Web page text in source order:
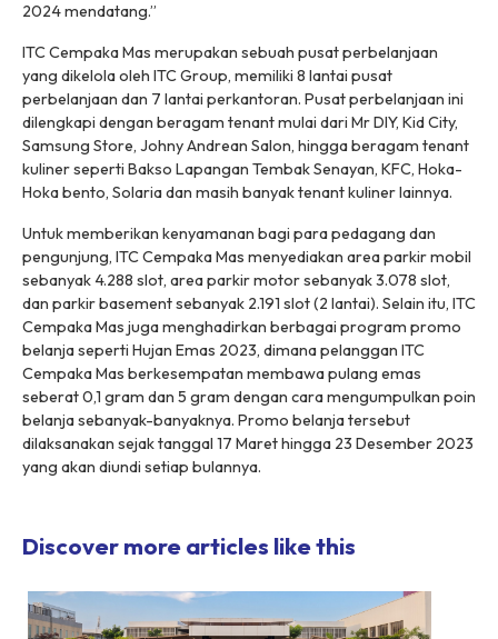
2024 mendatang.”
ITC Cempaka Mas merupakan sebuah pusat perbelanjaan
yang dikelola oleh ITC Group, memiliki 8 lantai pusat
perbelanjaan dan 7 lantai perkantoran. Pusat perbelanjaan ini
dilengkapi dengan beragam tenant mulai dari Mr DIY, Kid City,
Samsung Store, Johny Andrean Salon, hingga beragam tenant
kuliner seperti Bakso Lapangan Tembak Senayan, KFC, Hoka-
Hoka bento, Solaria dan masih banyak tenant kuliner lainnya.
Untuk memberikan kenyamanan bagi para pedagang dan
pengunjung, ITC Cempaka Mas menyediakan area parkir mobil
sebanyak 4.288 slot, area parkir motor sebanyak 3.078 slot,
dan parkir basement sebanyak 2.191 slot (2 lantai). Selain itu, ITC
Cempaka Mas juga menghadirkan berbagai program promo
belanja seperti Hujan Emas 2023, dimana pelanggan ITC
Cempaka Mas berkesempatan membawa pulang emas
seberat 0,1 gram dan 5 gram dengan cara mengumpulkan poin
belanja sebanyak-banyaknya. Promo belanja tersebut
dilaksanakan sejak tanggal 17 Maret hingga 23 Desember 2023
yang akan diundi setiap bulannya.
Discover more articles like this